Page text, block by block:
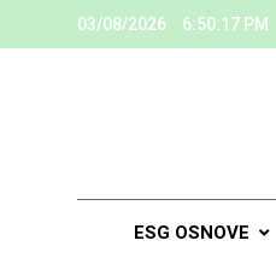
03/08/2026 6:50:18 PM
ESG OSNOVE